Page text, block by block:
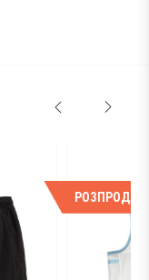
РОЗПРОДАЖ